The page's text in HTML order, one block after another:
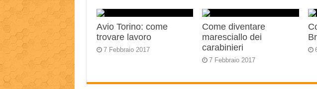
Avio Torino: come
trovare lavoro
7 Febbraio 2017
Come diventare
maresciallo dei
carabinieri
7 Febbraio 2017